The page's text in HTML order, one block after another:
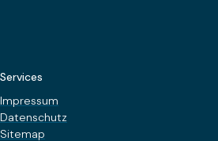
Services
Impressum
Datenschutz
Sitemap